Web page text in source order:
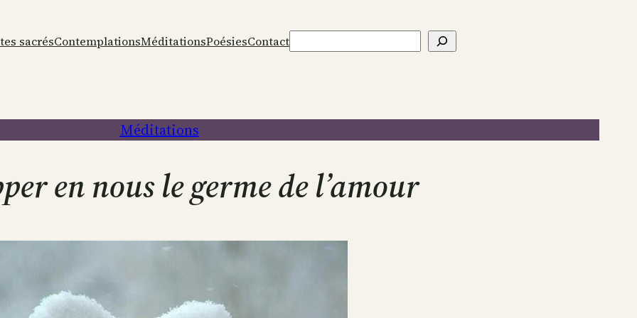
sacrésContemplationsMéditationsPoésiesContactRechercher
Méditations
en nous le germe de l’amour